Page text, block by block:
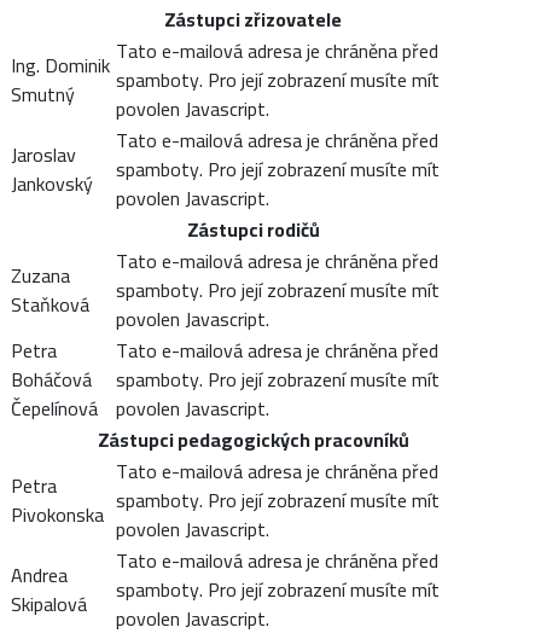
Zástupci zřizovatele
Ing. Dominik
Smutný
Tato e-mailová adresa je chráněna před
spamboty. Pro její zobrazení musíte mít
povolen Javascript.
Jaroslav
Jankovský
Tato e-mailová adresa je chráněna před
spamboty. Pro její zobrazení musíte mít
povolen Javascript.
Zástupci rodičů
Zuzana
Staňková
Tato e-mailová adresa je chráněna před
spamboty. Pro její zobrazení musíte mít
povolen Javascript.
Petra
Boháčová
Čepelínová
Tato e-mailová adresa je chráněna před
spamboty. Pro její zobrazení musíte mít
povolen Javascript.
Zástupci pedagogických pracovníků
Petra
Pivokonska
Tato e-mailová adresa je chráněna před
spamboty. Pro její zobrazení musíte mít
povolen Javascript.
Andrea
Skipalová
Tato e-mailová adresa je chráněna před
spamboty. Pro její zobrazení musíte mít
povolen Javascript.